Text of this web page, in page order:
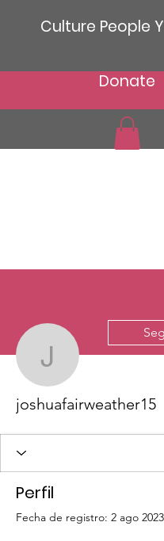
Culture People
Donate
joshuafairweather15
Perfil
Fecha de registro: 2 ago 2023